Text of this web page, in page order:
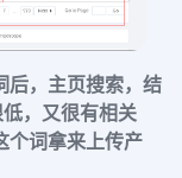
后，主页搜索，结
，又很有相关
个词拿来上传产